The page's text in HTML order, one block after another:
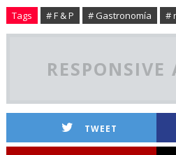
Tags # F & P # Gastronomía #
RESPONSIVE
TWEET